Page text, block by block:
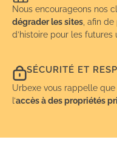
Nous encourageons nos
dégrader les sites , afin
d’histoire pour les futures
SÉCURITÉ ET
Urbexe vous rappelle que
l’accès à des propriétés